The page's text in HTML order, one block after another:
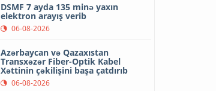
DSMF 7 ayda 135 minə yaxın
elektron arayış verib
06-08-2026
Azərbaycan və Qazaxıstan
Transxəzər Fiber-Optik Kabel
Xəttinin çəkilişini başa çatdırıb
06-08-2026